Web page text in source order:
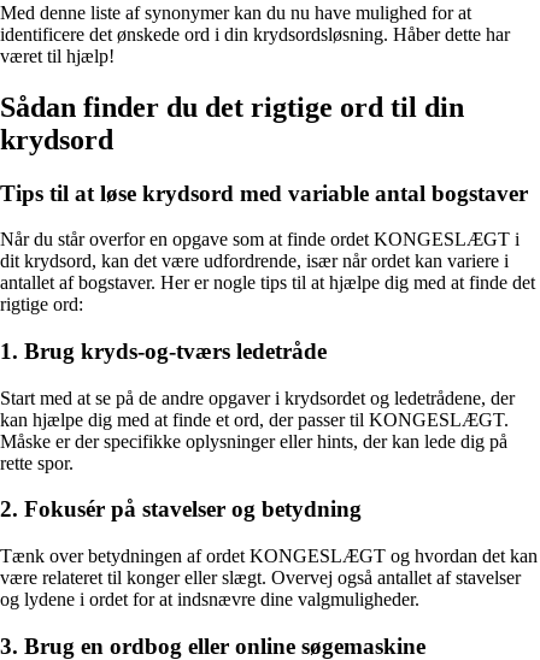
Med denne liste af synonymer kan du nu have mulighed for at
identificere det ønskede ord i din krydsordsløsning. Håber dette har
været til hjælp!
Sådan finder du det rigtige ord til din
krydsord
Tips til at løse krydsord med variable antal bogstaver
Når du står overfor en opgave som at finde ordet KONGESLÆGT i
dit krydsord, kan det være udfordrende, især når ordet kan variere i
antallet af bogstaver. Her er nogle tips til at hjælpe dig med at finde det
rigtige ord:
1. Brug kryds-og-tværs ledetråde
Start med at se på de andre opgaver i krydsordet og ledetrådene, der
kan hjælpe dig med at finde et ord, der passer til KONGESLÆGT.
Måske er der specifikke oplysninger eller hints, der kan lede dig på
rette spor.
2. Fokusér på stavelser og betydning
Tænk over betydningen af ordet KONGESLÆGT og hvordan det kan
være relateret til konger eller slægt. Overvej også antallet af stavelser
og lydene i ordet for at indsnævre dine valgmuligheder.
3. Brug en ordbog eller online søgemaskine